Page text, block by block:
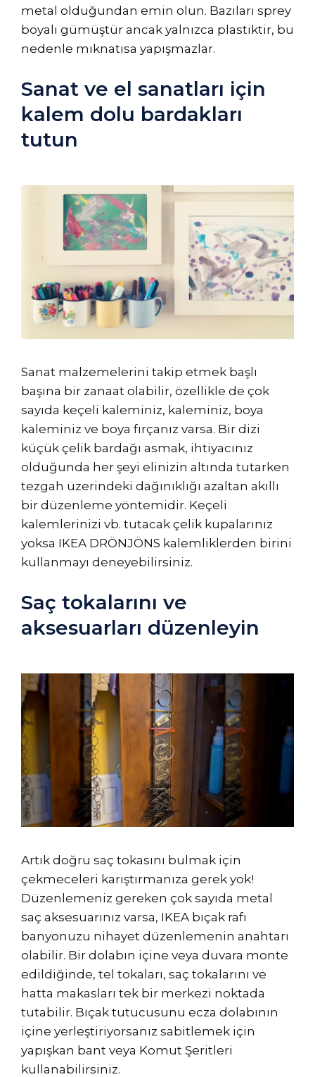
metal olduğundan emin olun. Bazıları sprey
boyalı gümüştür ancak yalnızca plastiktir, bu
nedenle mıknatısa yapışmazlar.
Sanat ve el sanatları için
kalem dolu bardakları
tutun
Sanat malzemelerini takip etmek başlı
başına bir zanaat olabilir, özellikle de çok
sayıda keçeli kaleminiz, kaleminiz, boya
kaleminiz ve boya fırçanız varsa. Bir dizi
küçük çelik bardağı asmak, ihtiyacınız
olduğunda her şeyi elinizin altında tutarken
tezgah üzerindeki dağınıklığı azaltan akıllı
bir düzenleme yöntemidir. Keçeli
kalemlerinizi vb. tutacak çelik kupalarınız
yoksa IKEA DRÖNJÖNS kalemliklerden birini
kullanmayı deneyebilirsiniz.
Saç tokalarını ve
aksesuarları düzenleyin
Artık doğru saç tokasını bulmak için
çekmeceleri karıştırmanıza gerek yok!
Düzenlemeniz gereken çok sayıda metal
saç aksesuarınız varsa, IKEA bıçak rafı
banyonuzu nihayet düzenlemenin anahtarı
olabilir. Bir dolabın içine veya duvara monte
edildiğinde, tel tokaları, saç tokalarını ve
hatta makasları tek bir merkezi noktada
tutabilir. Bıçak tutucusunu ecza dolabının
içine yerleştiriyorsanız sabitlemek için
yapışkan bant veya Komut Şeritleri
kullanabilirsiniz.